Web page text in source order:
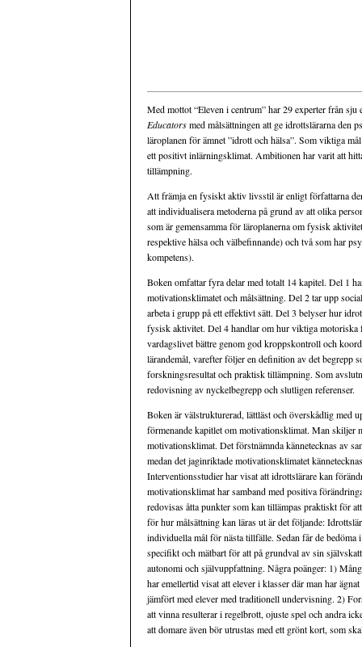
Med mottot “Eleven i centrum” har 29 experter från
Educatorsmed målsättningen att ge idrottslärarna den
läroplanen för ämnet ”idrott och hälsa”. Som viktiga
ett positivt inlärningsklimat. Ambitionen har varit att
tillämpning.
Att främja en fysiskt aktiv livsstil är enligt författarna
att individualisera metoderna på grund av att olika
som är gemensamma för läroplanerna om fysisk
respektive hälsa och välbefinnande) och två som har
kompetens).
Boken omfattar fyra delar med totalt 14 kapitel. Del 1
motivationsklimatet och målsättning. Del 2 tar upp
arbeta i grupp på ett effektivt sätt. Del 3 belyser hur
fysisk aktivitet. Del 4 handlar om hur viktiga motoriska
vardagslivet bättre genom god kroppskontroll och
lärandemål, varefter följer en definition av det begrepp
forskningsresultat och praktisk tillämpning. Som
redovisning av nyckelbegrepp och slutligen referenser.
Boken är välstrukturerad, lättläst och överskådlig med
förmenande kapitlet om motivationsklimat. Man
motivationsklimat. Det förstnämnda kännetecknas av
medan det jaginriktade motivationsklimatet
Interventionsstudier har visat att idrottslärare kan
motivationsklimat har samband med positiva
redovisas åtta punkter som kan tillämpas praktiskt för
för hur målsättning kan läras ut är det följande:
individuella mål för nästa tillfälle. Sedan får de
specifikt och mätbart för att på grundval av sin
autonomi och självuppfattning. Några poänger: 1)
har emellertid visat att elever i klasser där man har
jämfört med elever med traditionell undervisning. 2)
att vinna resulterar i regelbrott, ojuste spel och andra
att domare även bör utrustas med ett grönt kort, som